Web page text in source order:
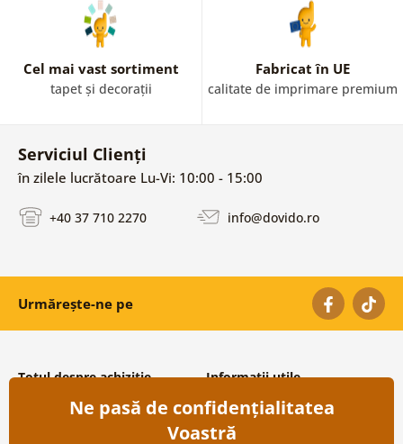
Cel mai vast sortiment
tapet și decorații
Fabricat în UE
calitate de imprimare premium
Serviciul Clienți
în zilele lucrătoare Lu-Vi: 10:00 - 15:00
+40 37 710 2270 info@dovido.ro
Urmărește-ne pe
Totul despre achiziție
Condiții și termeni generali
Protecția datelor personale
Informații utile
Despre noi
Întrebări frecvente
Ne pasă de confidențialitatea
Voastră